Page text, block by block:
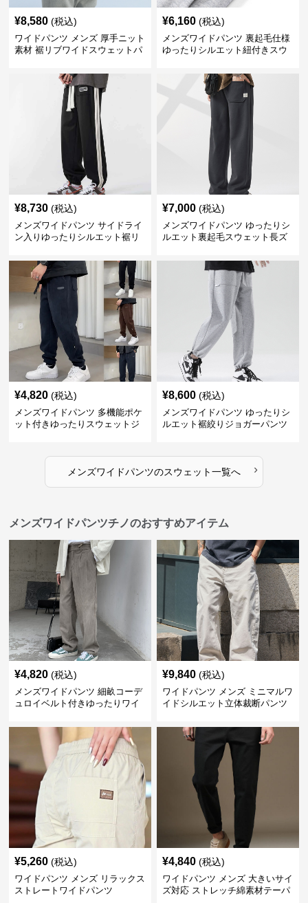
¥8,580 (税込)
ワイドパンツ メンズ 厚手ニット
素材 裾リブワイドスウェットパ
¥6,160 (税込)
メンズワイドパンツ 裏起毛仕様
ゆったりシルエット紐付きスウ
¥8,730 (税込)
メンズワイドパンツ サイドライ
ン入りゆったりシルエット裾リ
¥7,000 (税込)
メンズワイドパンツ ゆったりシ
ルエット裏起毛スウェット長ズ
¥4,820 (税込)
メンズワイドパンツ 多機能ポケ
ット付きゆったりスウェットジ
¥8,600 (税込)
メンズワイドパンツ ゆったりシ
ルエット裾絞りジョガーパンツ
メンズワイドパンツのスウェット一覧へ ›
メンズワイドパンツチノのおすすめアイテム
¥4,820 (税込)
メンズワイドパンツ 細畝コーデ
ュロイベルト付きゆったりワイ
¥9,840 (税込)
ワイドパンツ メンズ ミニマルワ
イドシルエット立体裁断パンツ
¥5,260 (税込)
ワイドパンツ メンズ リラックス
ストレートワイドパンツ
¥4,840 (税込)
ワイドパンツ メンズ 大きいサイ
ズ対応 ストレッチ綿素材テーパ